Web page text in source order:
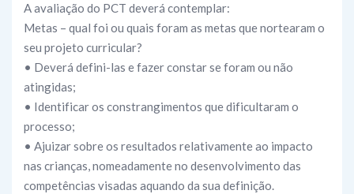
A avaliação do PCT deverá contemplar:
Metas – qual foi ou quais foram as metas que nortearam o
seu projeto curricular?
• Deverá defini-las e fazer constar se foram ou não
atingidas;
• Identificar os constrangimentos que dificultaram o
processo;
• Ajuizar sobre os resultados relativamente ao impacto
nas crianças, nomeadamente no desenvolvimento das
competências visadas aquando da sua definição.